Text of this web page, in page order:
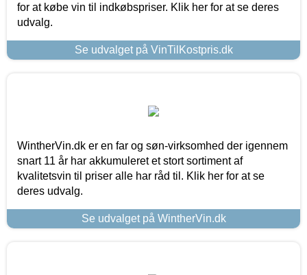
for at købe vin til indkøbspriser. Klik her for at se deres
udvalg.
Se udvalget på VinTilKostpris.dk
WintherVin.dk er en far og søn-virksomhed der igennem
snart 11 år har akkumuleret et stort sortiment af
kvalitetsvin til priser alle har råd til. Klik her for at se
deres udvalg.
Se udvalget på WintherVin.dk